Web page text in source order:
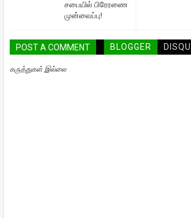
சபையில் பிரேரணை
முன்வைப்பு!
POST A COMMENT BLOGGER
கருத்துகள் இல்லை